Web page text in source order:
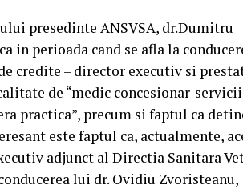
presedinte ANSVSA, dr.Dumitru
in perioada cand se afla la
credite – director executiv si
de “medic concesionar-servicii
practica”, precum si faptul ca
este faptul ca, actualmente,
adjunct al Directia Sanitara
lui dr. Ovidiu Zvoristeanu,